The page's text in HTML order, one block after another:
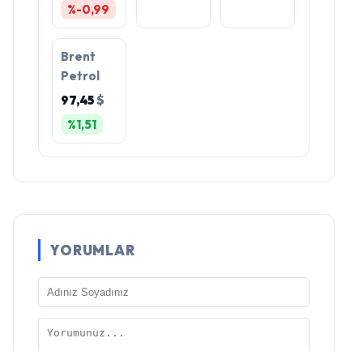
%-0,99
Brent
Petrol
97,45$
%1,51
YORUMLAR